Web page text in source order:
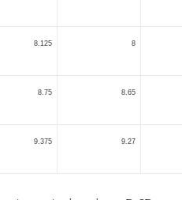
8.125 8
8.75 8.65
9.375 9.27